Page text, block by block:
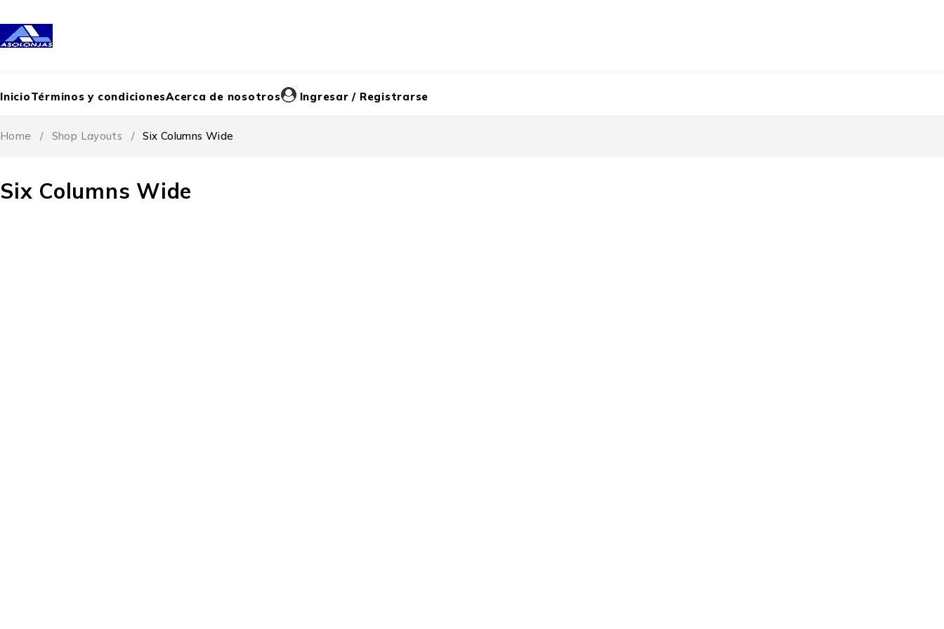
InicioTérminos y condicionesAcerca de nosotros Ingresar / Registrarse
Six Columns Wide
Home / Shop Layouts / Six Columns Wide